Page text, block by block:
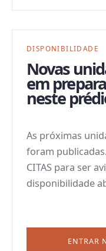
DISPONIBILIDADE
Novas
em
neste
As próximas
foram
CITAS para ser
disponibilidade
ENTRAR